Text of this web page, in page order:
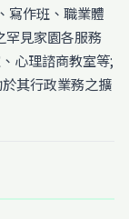
寫作班、職業體
罕見家園各服務
心理諮商教室等;
其行政業務之擴